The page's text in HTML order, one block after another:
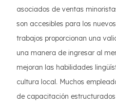
asociados de ventas
son accesibles para los
trabajos proporcionan una
una manera de ingresar al
mejoran las habilidades
cultura local. Muchos
de capacitación